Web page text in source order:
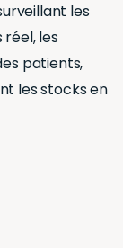
les
les
patients,
les stocks en